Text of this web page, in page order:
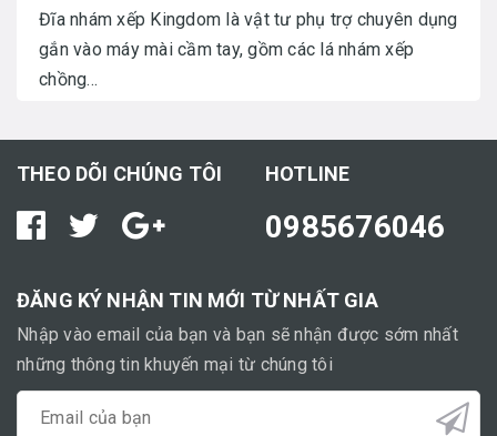
Đĩa nhám xếp Kingdom là vật tư phụ trợ chuyên dụng
gắn vào máy mài cầm tay, gồm các lá nhám xếp
chồng...
THEO DÕI CHÚNG TÔI HOTLINE
0985676046
ĐĂNG KÝ NHẬN TIN MỚI TỪ NHẤT GIA
Nhập vào email của bạn và bạn sẽ nhận được sớm nhất
những thông tin khuyến mại từ chúng tôi